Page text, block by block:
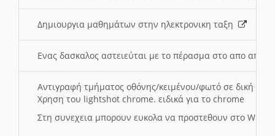
Δημιουργια μαθημάτων στην ηλεκτρονικη ταξη
Ενας δασκαλος αστειεύται με το πέρασμα στο απο
Αντιγραφή τμήματος οθόνης/κειμένου/φωτό σε δική
Χρηση του lightshot chrome. ειδικά για το chrome
Στη συνεχεια μπορουν ευκολα να προστεθουν στο Word